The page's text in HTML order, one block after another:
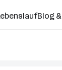
Blog